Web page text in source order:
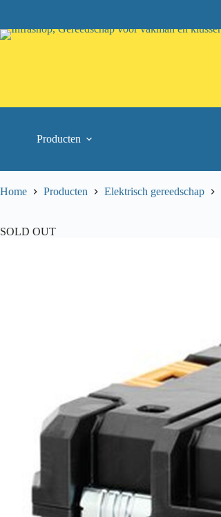
content
Producten
Home Producten Elektrisch gereedschap
SOLD OUT